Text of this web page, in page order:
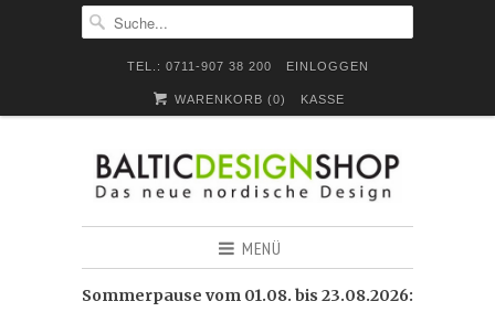
TEL.: 0711-907 38 200 EINLOGGEN
WARENKORB (0) KASSE
MENÜ
Sommerpause vom 01.08. bis 23.08.2026: